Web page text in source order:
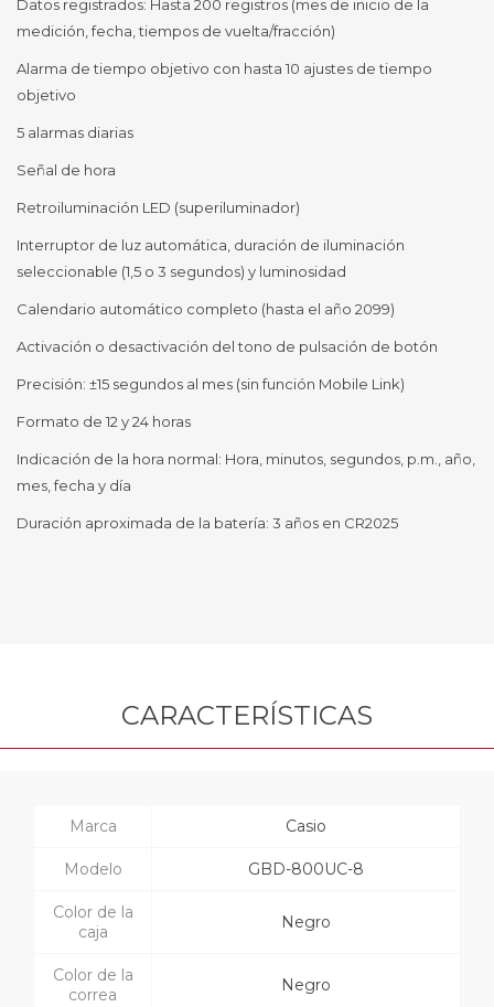
Datos registrados: Hasta 200 registros (mes de inicio de la
medición, fecha, tiempos de vuelta/fracción)
Alarma de tiempo objetivo con hasta 10 ajustes de tiempo
objetivo
5 alarmas diarias
Señal de hora
Retroiluminación LED (superiluminador)
Interruptor de luz automática, duración de iluminación
seleccionable (1,5 o 3 segundos) y luminosidad
Calendario automático completo (hasta el año 2099)
Activación o desactivación del tono de pulsación de botón
Precisión: ±15 segundos al mes (sin función Mobile Link)
Formato de 12 y 24 horas
Indicación de la hora normal: Hora, minutos, segundos, p.m., año,
mes, fecha y día
Duración aproximada de la batería: 3 años en CR2025
CARACTERÍSTICAS
Marca Casio
Modelo GBD-800UC-8
Color de la
caja
Negro
Color de la
correa
Negro